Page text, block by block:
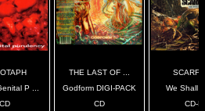
P ...
CD
THE LAST OF ...
Godform DIGI-PACK
CD
We Shall
CD-R